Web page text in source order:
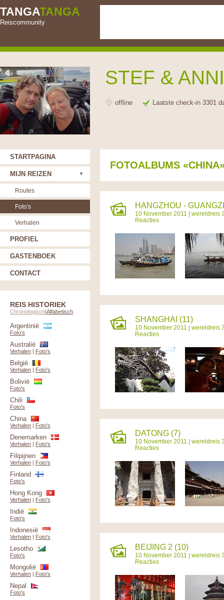
TANGATANGA
Reiscommunity
STEF &
offline Laatste check-in 3301
FOTOALBUMS
HANGZHOU -
10 November 2011 | wereldreis
Reacties
SHANGHAI (11)
10 November 2011 | wereldreis
Reacties
DATONG (7)
10 November 2011 | wereldreis
Reacties
BEIJING 2 (10)
10 November 2011 | wereldreis
Reacties
STARTPAGINA
MIJN REIZEN
Routes
Foto's
Verhalen
PROFIEL
GASTENBOEK
CONTACT
REIS HISTORIEK
Chronologisch|Alfabetisch
Argentinië
Foto's
Australië
Verhalen | Foto's
België
Verhalen | Foto's
Bolivië
Foto's
Chili
Foto's
China
Verhalen | Foto's
Denemarken
Verhalen | Foto's
Filipijnen
Verhalen | Foto's
Finland
Foto's
Hong Kong
Verhalen | Foto's
Indië
Foto's
Indonesië
Verhalen | Foto's
Lesotho
Foto's
Mongolië
Verhalen | Foto's
Nepal
Foto's